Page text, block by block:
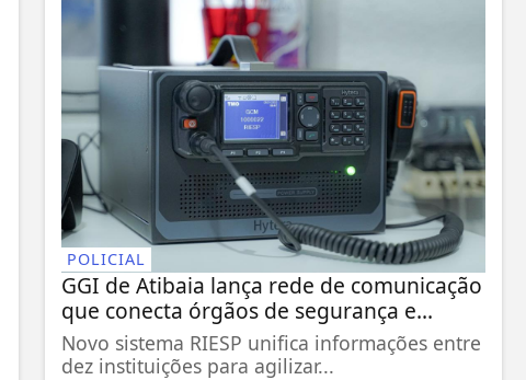
POLICIAL
GGI de Atibaia lança rede de comunicação
que conecta órgãos de segurança e...
Novo sistema RIESP unifica informações entre
dez instituições para agilizar...